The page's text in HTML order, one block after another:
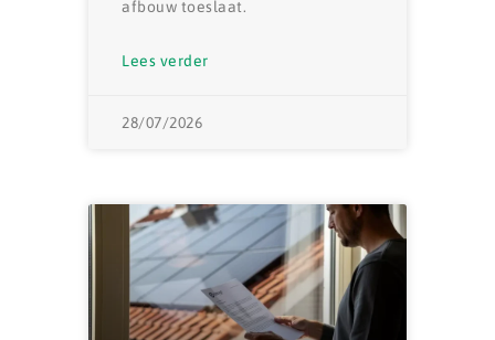
afbouw toeslaat.
Lees verder
28/07/2026